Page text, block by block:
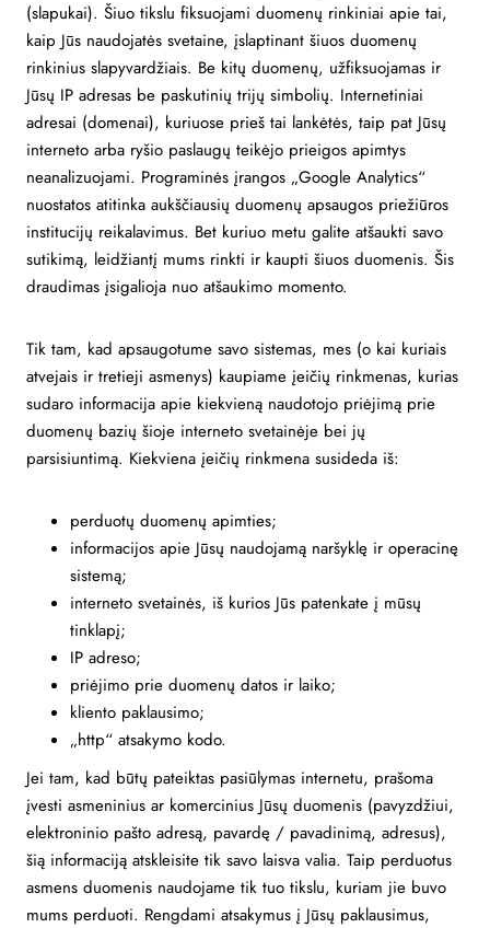
(slapukai). Šiuo tikslu fiksuojami duomenų rinkiniai apie tai,
kaip Jūs naudojatės svetaine, įslaptinant šiuos duomenų
rinkinius slapyvardžiais. Be kitų duomenų, užfiksuojamas ir
Jūsų IP adresas be paskutinių trijų simbolių. Internetiniai
adresai (domenai), kuriuose prieš tai lankėtės, taip pat Jūsų
interneto arba ryšio paslaugų teikėjo prieigos apimtys
neanalizuojami. Programinės įrangos „Google Analytics“
nuostatos atitinka aukščiausių duomenų apsaugos priežiūros
institucijų reikalavimus. Bet kuriuo metu galite atšaukti savo
sutikimą, leidžiantį mums rinkti ir kaupti šiuos duomenis. Šis
draudimas įsigalioja nuo atšaukimo momento.
Tik tam, kad apsaugotume savo sistemas, mes (o kai kuriais
atvejais ir tretieji asmenys) kaupiame įeičių rinkmenas, kurias
sudaro informacija apie kiekvieną naudotojo priėjimą prie
duomenų bazių šioje interneto svetainėje bei jų
parsisiuntimą. Kiekviena įeičių rinkmena susideda iš:
perduotų duomenų apimties;
informacijos apie Jūsų naudojamą naršyklę ir operacinę
sistemą;
interneto svetainės, iš kurios Jūs patenkate į mūsų
tinklapį;
IP adreso;
priėjimo prie duomenų datos ir laiko;
kliento paklausimo;
„http“ atsakymo kodo.
Jei tam, kad būtų pateiktas pasiūlymas internetu, prašoma
įvesti asmeninius ar komercinius Jūsų duomenis (pavyzdžiui,
elektroninio pašto adresą, pavardę / pavadinimą, adresus),
šią informaciją atskleisite tik savo laisva valia. Taip perduotus
asmens duomenis naudojame tik tuo tikslu, kuriam jie buvo
mums perduoti. Rengdami atsakymus į Jūsų paklausimus,